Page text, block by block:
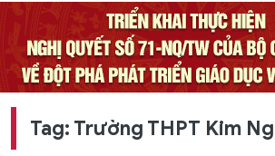
Tag: Trường THPT Kim